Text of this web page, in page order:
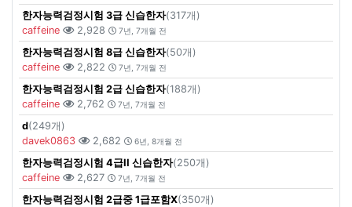
한자능력검정시험 3급 신습한자(317개)
caffeine
2,928 7년, 7개월 전
한자능력검정시험 8급 신습한자(50개)
caffeine
2,822 7년, 7개월 전
한자능력검정시험 2급 신습한자(188개)
caffeine
2,762 7년, 7개월 전
d(249개)
davek0863
2,682 6년, 8개월 전
한자능력검정시험 4급II 신습한자(250개)
caffeine
2,627 7년, 7개월 전
한자능력검정시험 2급중 1급포함X(350개)